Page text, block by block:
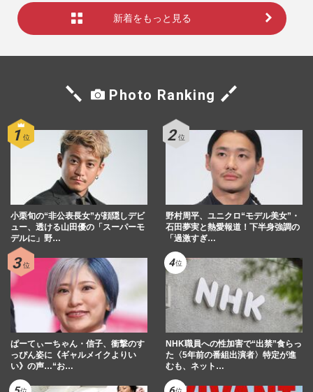
新着をもっと見る
Photo Ranking
小栗旬の“非公表長女”が顔隠しデビ
ュー、透ける山田優の「スーパーモ
デルに」野…
野村周平、ユニクロ“モデル美女”・
石田夢実と熱愛報道！下半身強調の
「過激すぎ…
ぱーてぃーちゃん・信子、衝撃のす
っぴん姿に《ギャルメイクよりい
い》の声…“お…
NHK職員への性加害で“出禁”食らっ
た〈5年前の番組出演者〉特定が進
むも、ネット…